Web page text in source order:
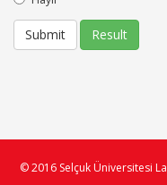
© 2016 Selçuk Üniversitesi